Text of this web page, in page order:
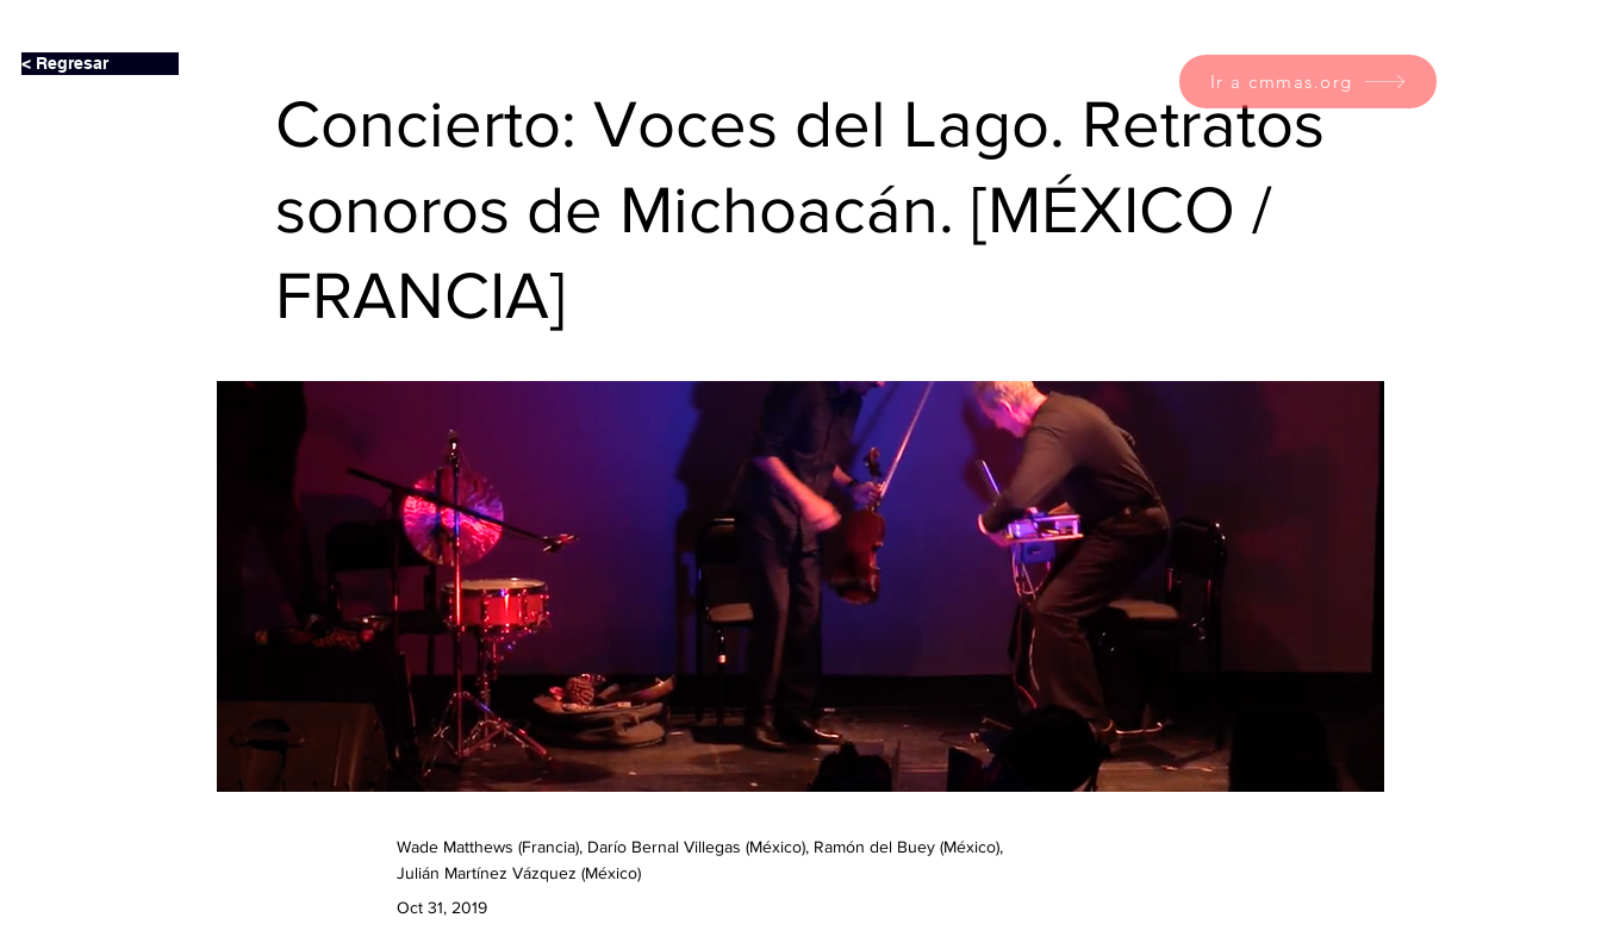
Ir a cmmas.org
< Regresar
Concierto: Voces del Lago. Retratos
sonoros de Michoacán. [MÉXICO /
FRANCIA]
Wade Matthews (Francia), Darío Bernal Villegas (México), Ramón del Buey (México),
Julián Martínez Vázquez (México)
Oct 31, 2019